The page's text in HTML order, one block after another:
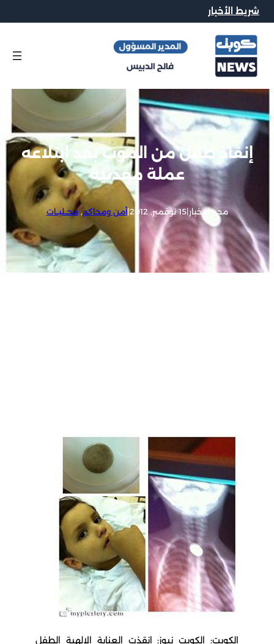
شريط الأخبار
إنقاذ طفل من الموت بعد ابتلاعه
عملة معدنية
محرر الاخبار|15 نوفمبر, 2012 |أمن ومحاكم, محــليــات
الكويت: الكويت نيوز: انقذت العناية الالهية الطفل